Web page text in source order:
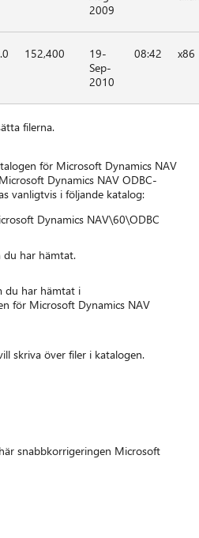
2009
152,400
19-
Sep-
2010
08:42 x86
filerna.
för Microsoft Dynamics NAV
Dynamics NAV ODBC-
vanligtvis i följande katalog:
Dynamics NAV\60\ODBC
du har hämtat.
du har hämtat i
för Microsoft Dynamics NAV
skriva över filer i katalogen.
snabbkorrigeringen Microsoft